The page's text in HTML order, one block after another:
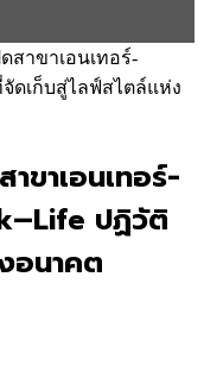
ดสาขาเอนเทอร์-
ดเก็บสู่ไลฟ์สไตล์แห่ง
ขาเอนเทอร์-
ปฏิวัติ
อนาคต